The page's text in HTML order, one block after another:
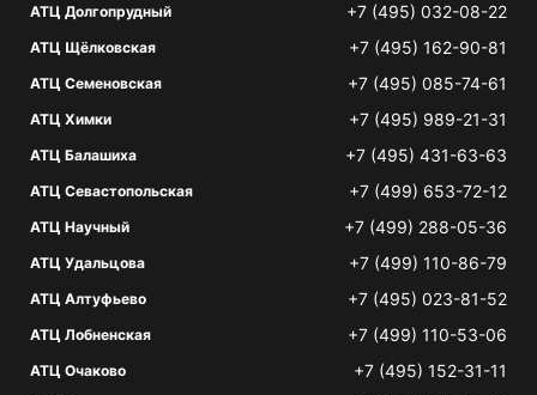
АТЦ Долгопрудный +7 (495) 032-08-22
АТЦ Щёлковская +7 (495) 162-90-81
АТЦ Семеновская +7 (495) 085-74-61
АТЦ Химки +7 (495) 989-21-31
АТЦ Балашиха +7 (495) 431-63-63
АТЦ Севастопольская +7 (499) 653-72-12
АТЦ Научный +7 (499) 288-05-36
АТЦ Удальцова +7 (499) 110-86-79
АТЦ Алтуфьево +7 (495) 023-81-52
АТЦ Лобненская +7 (499) 110-53-06
АТЦ Очаково +7 (495) 152-31-11